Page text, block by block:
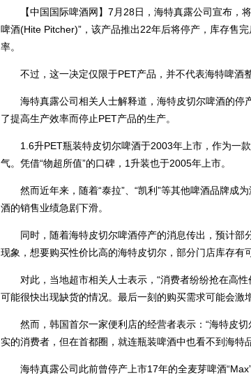
【中国国际啤酒网】7月28日，海特真露公司宣布，
啤酒(Hite Pitcher)”，该产品推出22年后将停产，库存售
率。
不过，这一决定仅限于PET产品，并不代表海特啤酒
海特真露公司相关人士解释道，海特皮切尔啤酒的停
了提高生产效率而停止PET产品的生产。
1.6升PET瓶装特皮切尔啤酒于2003年上市，作为一
气。凭借“物超所值”的口碑，1升装也于2005年上市。
然而近年来，随着“泰拉”、“凯利”等其他啤酒品牌成
酒的销售业绩急剧下滑。
同时，随着海特皮切尔啤酒停产的消息传出，预计部
现象，想要购买性价比高的海特皮切尔，部分门店库存有
对此，当地超市相关人士表示，“消费者纷纷抢在高
可能很快出现缺货的情况。最后一刻的购买需求可能会激
然而，韩国首尔一家便利店的经营者表示：“海特皮
实的消费者，但在首都圈，就连瓶装啤酒中也看不到海特
海特真露公司此前曾停产上市17年的全麦芽啤酒